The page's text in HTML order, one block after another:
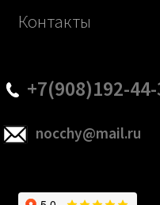
Контакты
+7(908)192-
nocchy@mail.ru